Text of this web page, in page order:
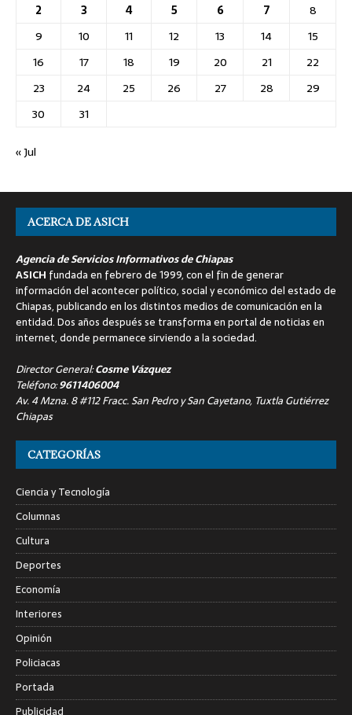
2
3 4 5 6 7
8
9
10 11 12 13 14
15
16
17 18 19 20 21
22
23
24 25 26 27 28
29
30
31
« Jul
ACERCA DE ASICH
Agencia de Servicios Informativos de Chiapas
ASICH fundada en febrero de 1999, con el fin de generar
información del acontecer político, social y económico del estado de
Chiapas, publicando en los distintos medios de comunicación en la
entidad. Dos años después se transforma en portal de noticias en
internet, donde permanece sirviendo a la sociedad.
Director General:Cosme Vázquez
Teléfono:9611406004
Av. 4 Mzna. 8 #112 Fracc. San Pedro y San Cayetano, Tuxtla Gutiérrez
Chiapas
CATEGORÍAS
Ciencia y Tecnología
Columnas
Cultura
Deportes
Economía
Interiores
Opinión
Policiacas
Portada
Publicidad